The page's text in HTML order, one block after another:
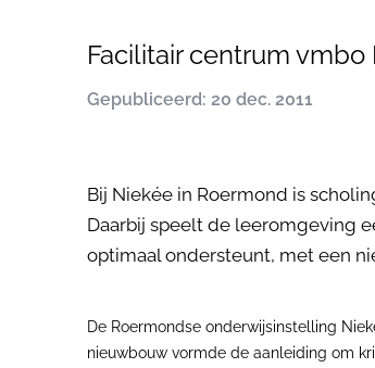
Facilitair centrum
Gepubliceerd: 20 dec. 2011
Bij Niekée in Roermond is
Daarbij speelt de leeromgeving
optimaal ondersteunt, met een
De Roermondse onderwijsinstelling
nieuwbouw vormde de aanleiding om